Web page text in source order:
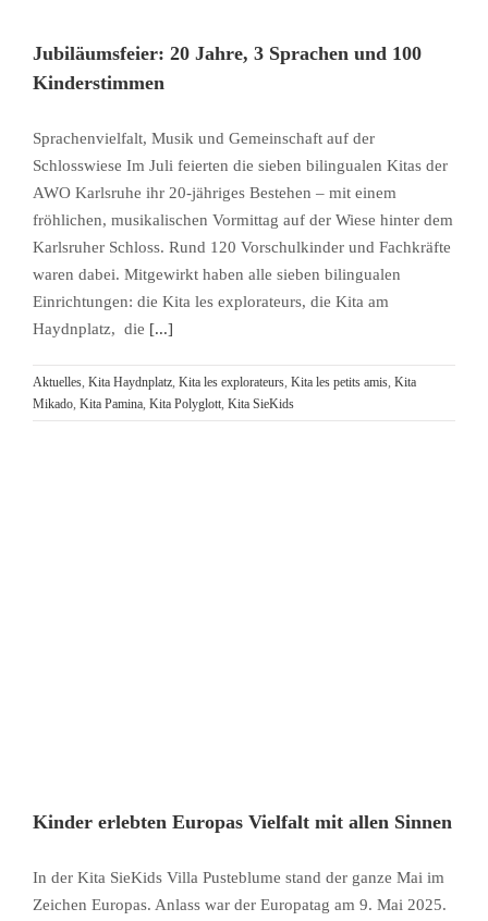
Jubiläumsfeier: 20 Jahre, 3 Sprachen und 100
Kinderstimmen
Sprachenvielfalt, Musik und Gemeinschaft auf der
Schlosswiese Im Juli feierten die sieben bilingualen Kitas der
AWO Karlsruhe ihr 20-jähriges Bestehen – mit einem
fröhlichen, musikalischen Vormittag auf der Wiese hinter dem
Karlsruher Schloss. Rund 120 Vorschulkinder und Fachkräfte
waren dabei. Mitgewirkt haben alle sieben bilingualen
Einrichtungen: die Kita les explorateurs, die Kita am
Haydnplatz, die [...]
Aktuelles, Kita Haydnplatz, Kita les explorateurs, Kita les petits amis, Kita
Mikado, Kita Pamina, Kita Polyglott, Kita SieKids
Kinder erlebten Europas Vielfalt mit allen Sinnen
In der Kita SieKids Villa Pusteblume stand der ganze Mai im
Zeichen Europas. Anlass war der Europatag am 9. Mai 2025.